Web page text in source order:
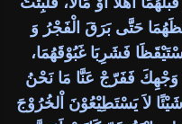
اَهْلاً اَوْ مَالاً، فَلَبِثْتُ
حَتَّى بَرَقَ الْفَجْرُ وَ
فَشَرِبَا غَبُوْقَهُمَا،
وَجْهِكَ فَفَرّجْ عَنَّا مَا نَحْنُ
لاَ يَسْتَطِيْعُوْنَ اْلخُرُوْجَ